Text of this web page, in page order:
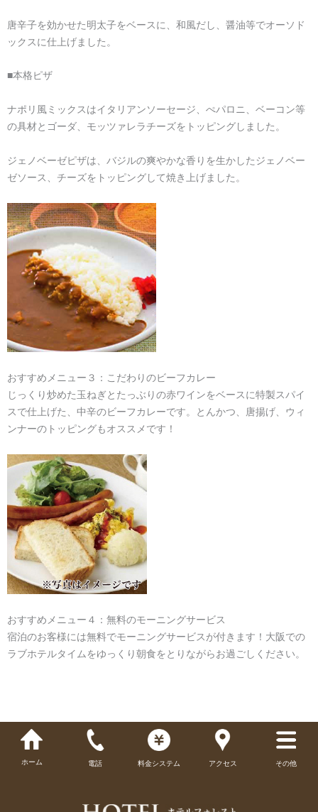
唐辛子を効かせた明太子をベースに、和風だし、醤油等でオーソド
ックスに仕上げました。
■本格ピザ
ナポリ風ミックスはイタリアンソーセージ、ぺパロニ、ベーコン等
の具材とゴーダ、モッツァレラチーズをトッピングしました。
ジェノベーゼピザは、バジルの爽やかな香りを生かしたジェノベー
ゼソース、チーズをトッピングして焼き上げました。
おすすめメニュー３：こだわりのビーフカレー
じっくり炒めた玉ねぎとたっぶりの赤ワインをベースに特製スパイ
スで仕上げた、中辛のビーフカレーです。とんかつ、唐揚げ、ウィ
ンナーのトッピングもオススメです！
おすすめメニュー４：無料のモーニングサービス
宿泊のお客様には無料でモーニングサービスが付きます！大阪での
ラブホテルタイムをゆっくり朝食をとりながらお過ごしください。
ホーム 電話 料金システム アクセス その他